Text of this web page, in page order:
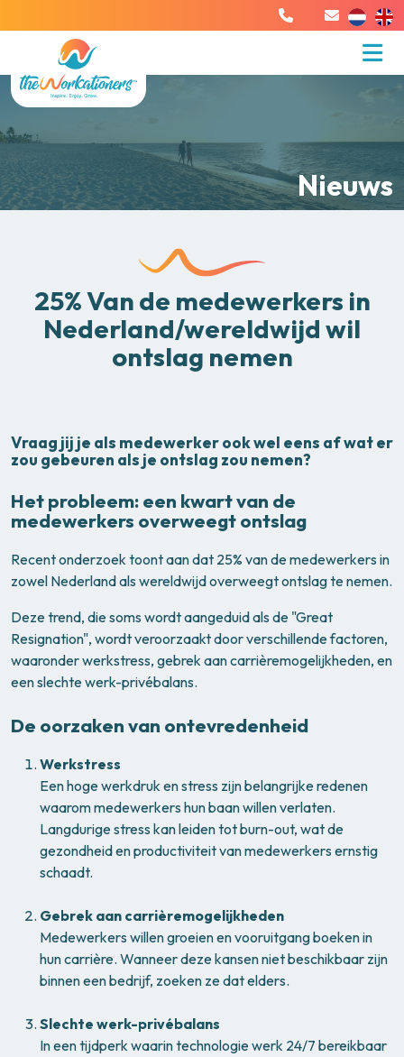
Nieuws
25% Van de medewerkers in
Nederland/wereldwijd wil
ontslag nemen
Vraag jij je als medewerker ook wel eens af wat er
zou gebeuren als je ontslag zou nemen?
Het probleem: een kwart van de
medewerkers overweegt ontslag
Recent onderzoek toont aan dat 25% van de medewerkers in
zowel Nederland als wereldwijd overweegt ontslag te nemen.
Deze trend, die soms wordt aangeduid als de "Great
Resignation", wordt veroorzaakt door verschillende factoren,
waaronder werkstress, gebrek aan carrièremogelijkheden, en
een slechte werk-privébalans.
De oorzaken van ontevredenheid
Werkstress
Een hoge werkdruk en stress zijn belangrijke redenen
waarom medewerkers hun baan willen verlaten.
Langdurige stress kan leiden tot burn-out, wat de
gezondheid en productiviteit van medewerkers ernstig
schaadt.
Gebrek aan carrièremogelijkheden
Medewerkers willen groeien en vooruitgang boeken in
hun carrière. Wanneer deze kansen niet beschikbaar zijn
binnen een bedrijf, zoeken ze dat elders.
Slechte werk-privébalans
In een tijdperk waarin technologie werk 24/7 bereikbaar